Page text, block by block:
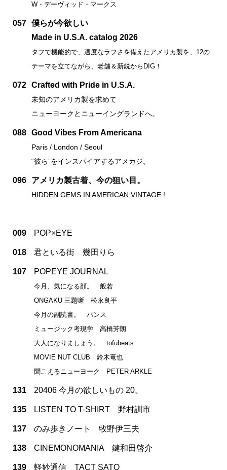
W・デーヴィッド・マークス
057 僕らが今欲しい
Made in U.S.A. catalog 2026
タフで機能的で、適度なラフさを備えたアメリカ製を、12の
テーマを立てながら、老舗＆新鋭からDIG！
072 Crafted with Pride in U.S.A.
未知のアメリカ製を求めて
ニューヨークとニューイングランドへ。
088 Good Vibes From Americana
Paris / London / Seoul
“彼ら”をインスパイアするアメカジ。
096 アメリカ製古着、今の狙い目。
HIDDEN GEMS IN AMERICAN VINTAGE !
009 POP×EYE
018 君といる街 幾田りら
107 POPEYE JOURNAL
今月、気になる顔。 般若
ONGAKU 三題噺 松永良平
今月の副読書。 パンス
ミュージック考現学 高橋芳朗
大人になりましょう。 tofubeats
MOVIE NUT CLUB 鈴木竜也
聞こえるニューヨーク PETER ARKLE
131 20406 今月の欲しいもの 20。
135 LISTEN TO T-SHIRT 野村訓市
137 のみ歩きノート 牧野伊三夫
138 CINEMONOMANIA 鍵和田啓介
139 軽妙通信 TACT SATO